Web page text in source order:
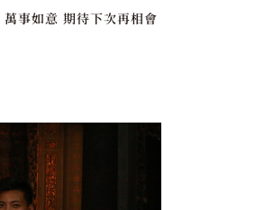
事如意 期待下次再相會